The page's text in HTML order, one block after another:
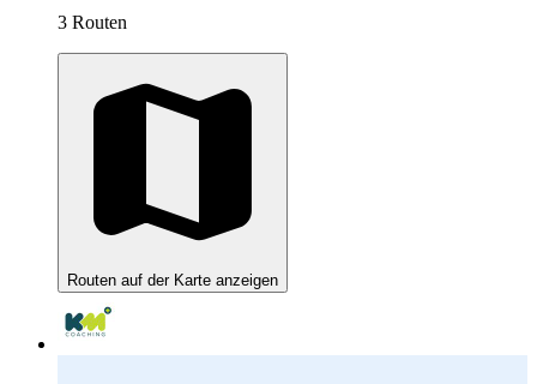
3 Routen
Routen auf der Karte anzeigen